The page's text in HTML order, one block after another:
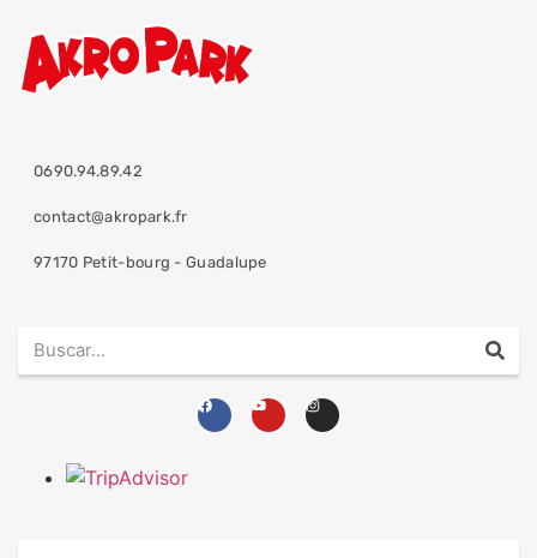
0690.94.89.42
contact@akropark.fr
97170 Petit-bourg - Guadalupe